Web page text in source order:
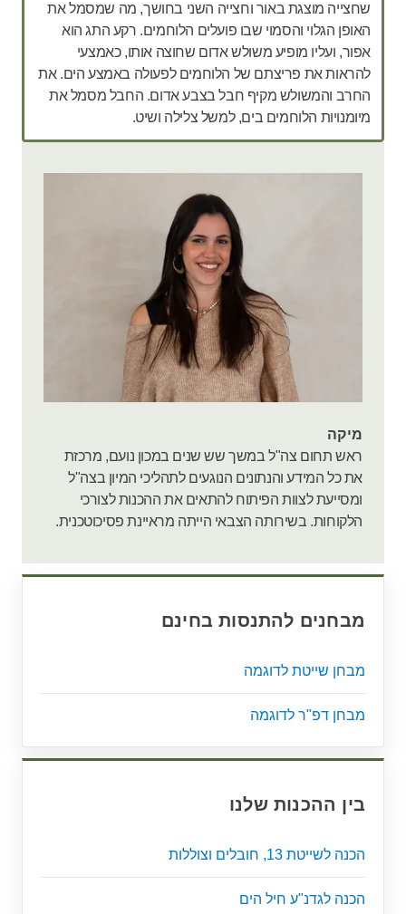
שחצייה מוצגת באור וחצייה השני בחושך, מה שמסמל את
האופן הגלוי והסמוי שבו פועלים הלוחמים. רקע התג הוא
אפור, ועליו מופיע משולש אדום שחוצה אותו, כאמצעי
להראות את פריצתם של הלוחמים לפעולה באמצע הים. את
החרב והמשולש מקיף חבל בצבע אדום. החבל מסמל את
מיומנויות הלוחמים בים, למשל צלילה ושיט.
מיקה
ראש תחום צה"ל במשך שש שנים במכון נועם, מרכזת
את כל המידע והנתונים הנוגעים לתהליכי המיון בצה"ל
ומסייעת לצוות הפיתוח להתאים את ההכנות לצורכי
הלקוחות. בשירותה הצבאי הייתה מראיינת פסיכוטכנית.
מבחנים להתנסות בחינם
מבחן שייטת לדוגמה
מבחן דפ"ר לדוגמה
בין ההכנות שלנו
הכנה לשייטת 13, חובלים וצוללות
הכנה לגדנ"ע חיל הים